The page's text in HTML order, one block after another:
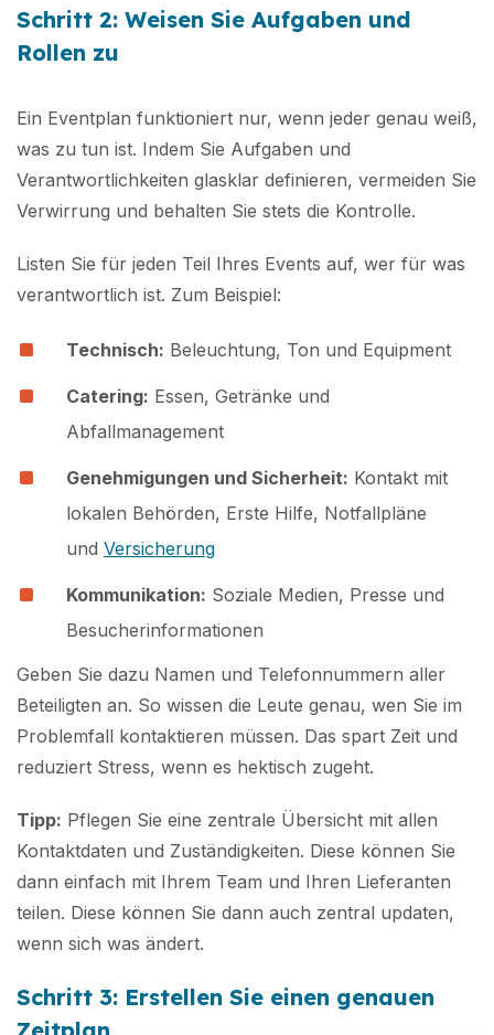
Schritt 2: Weisen Sie Aufgaben und
Rollen zu
Ein Eventplan funktioniert nur, wenn jeder genau weiß,
was zu tun ist. Indem Sie Aufgaben und
Verantwortlichkeiten glasklar definieren, vermeiden Sie
Verwirrung und behalten Sie stets die Kontrolle.
Listen Sie für jeden Teil Ihres Events auf, wer für was
verantwortlich ist. Zum Beispiel:
Technisch: Beleuchtung, Ton und Equipment
Catering: Essen, Getränke und
Abfallmanagement
Genehmigungen und Sicherheit: Kontakt mit
lokalen Behörden, Erste Hilfe, Notfallpläne
und Versicherung
Kommunikation: Soziale Medien, Presse und
Besucherinformationen
Geben Sie dazu Namen und Telefonnummern aller
Beteiligten an. So wissen die Leute genau, wen Sie im
Problemfall kontaktieren müssen. Das spart Zeit und
reduziert Stress, wenn es hektisch zugeht.
Tipp: Pflegen Sie eine zentrale Übersicht mit allen
Kontaktdaten und Zuständigkeiten. Diese können Sie
dann einfach mit Ihrem Team und Ihren Lieferanten
teilen. Diese können Sie dann auch zentral updaten,
wenn sich was ändert.
Schritt 3: Erstellen Sie einen genauen